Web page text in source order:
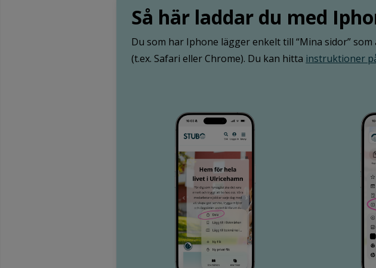
Så här laddar du med
Du som har Iphone lägger enkelt till “Mina sidor”
(t.ex. Safari eller Chrome). Du kan hitta instruktioner